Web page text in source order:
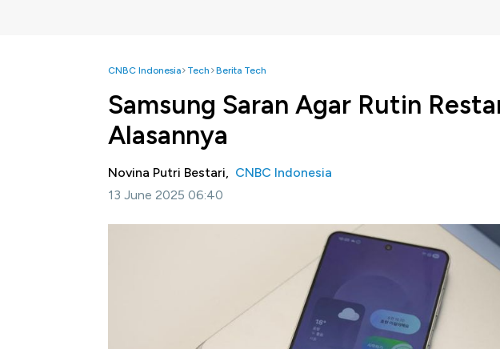
CNBC Indonesia Tech Berita Tech
Samsung Saran Agar Rutin
Alasannya
Novina Putri Bestari, CNBC Indonesia
13 June 2025 06:40